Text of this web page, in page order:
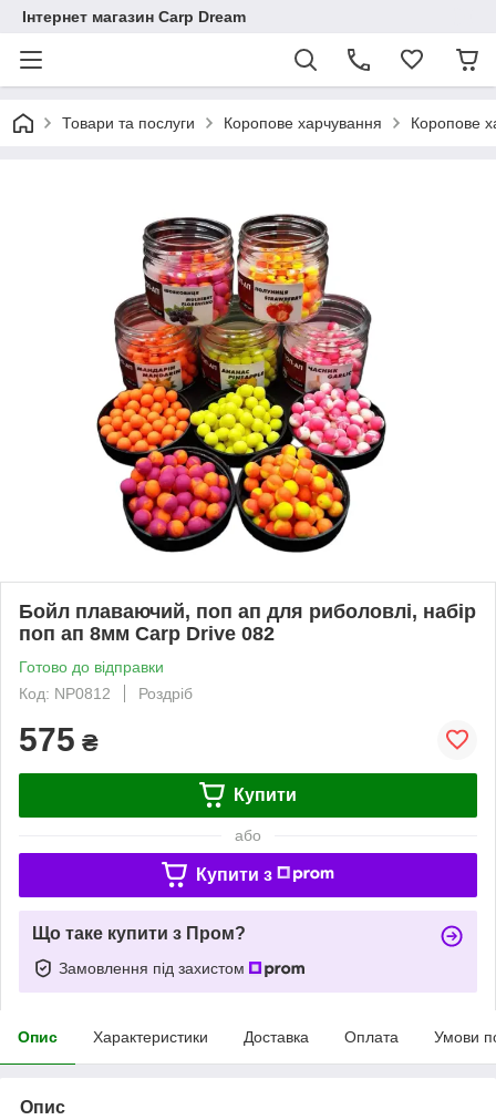
Інтернет магазин Carp Dream
Товари та послуги Коропове харчування Коропове
Бойл плаваючий, поп ап для риболовлі, набір
поп ап 8мм Carp Drive 082
Готово до відправки
Код: NP0812
Роздріб
575 ₴
Купити
або
Купити з
Що таке купити з Пром?
Замовлення під захистом
Опис Характеристики Доставка Оплата Умови
Опис